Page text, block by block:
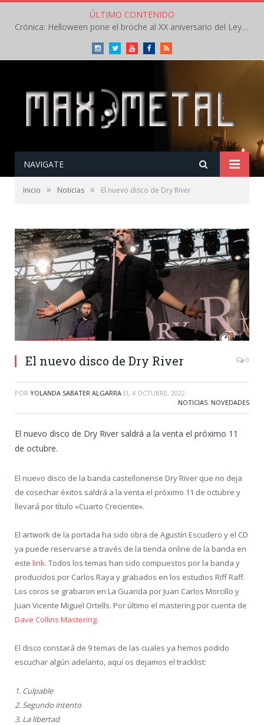
ÚLTIMO CONTENIDO
Crónica: Helloween pone el broche al XX aniversario del Leyendas del Rock – Sábado – Agosto 2026
InstagramTwitterYoutubeFacebookRSS
NAVIGATE
Inicio » Noticias » El nuevo disco de Dry River
El nuevo disco de Dry River 0
POR YOLANDA SABATER ALGARRA EL 4 OCTUBRE, 2022
NOTICIAS, NOVEDADES
El nuevo disco de Dry River saldrá a la venta el próximo 11
de octubre.
El nuevo disco de la banda castellonense Dry River que no deja
de cosechar éxitos saldrá a la venta el próximo 11 de octubre y
llevará por título «Cuarto Creciente».
El artwork de la portada ha sido obra de Agustín Escudero y el CD
ya puede reservarse a través de la tienda online de la banda en
este link. Todos los temas han sido compuestos por la banda y
producidos por Carlos Raya y grabados en los estudios Riff Raff.
Los coros se grabaron en La Guarida por Juan Carlos Morcillo y
Juan Vicente Miguel Ortells. Por último el mastering por cuenta de
Dave Collins Mastering.
El disco constará de 9 temas de las cuales ya hemos podido
escuchar algún adelanto, aquí os dejamos el tracklist:
1. Culpable
2. Segundo intento
3. La libertad